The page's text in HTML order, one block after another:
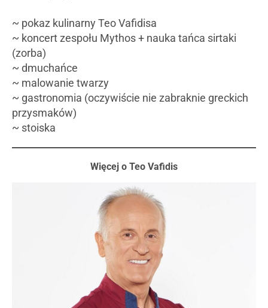
~ pokaz kulinarny Teo Vafidisa
~ koncert zespołu Mythos + nauka tańca sirtaki
(zorba)
~ dmuchańce
~ malowanie twarzy
~ gastronomia (oczywiście nie zabraknie greckich
przysmaków)
~ stoiska
Więcej o Teo Vafidis